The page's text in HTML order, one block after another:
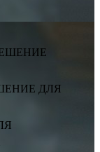
ДЛЯ